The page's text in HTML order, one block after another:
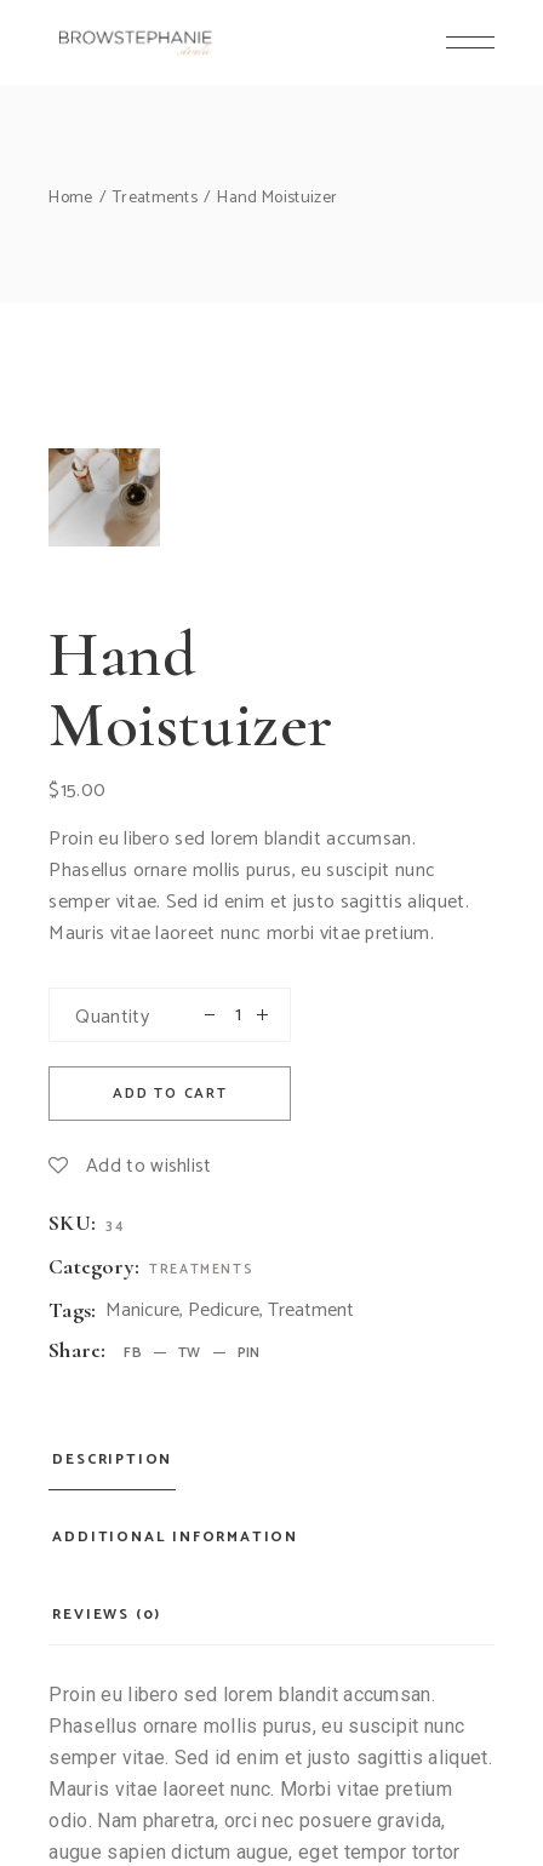
Home Treatments Hand Moistuizer
Hand
Moistuizer
$15.00
Proin eu libero sed lorem blandit accumsan.
Phasellus ornare mollis purus, eu suscipit nunc
semper vitae. Sed id enim et justo sagittis aliquet.
Mauris vitae laoreet nunc morbi vitae pretium.
Quantity
ADD TO CART
Add to wishlist
SKU: 34
Category: TREATMENTS
Tags: Manicure, Pedicure,Treatment
Share: FB TW PIN
DESCRIPTION
ADDITIONAL INFORMATION
REVIEWS (0)
Proin eu libero sed lorem blandit accumsan.
Phasellus ornare mollis purus, eu suscipit nunc
semper vitae. Sed id enim et justo sagittis aliquet.
Mauris vitae laoreet nunc. Morbi vitae pretium
odio. Nam pharetra, orci nec posuere gravida,
augue sapien dictum augue, eget tempor tortor